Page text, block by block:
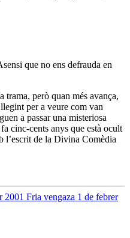
que no ens defrauda en
però quan més avança,
per a veure com van
a passar una misteriosa
cinc-cents anys que està ocult
l’escrit de la Divina Comèdia
2001 Fria vengaza 1 de febrer